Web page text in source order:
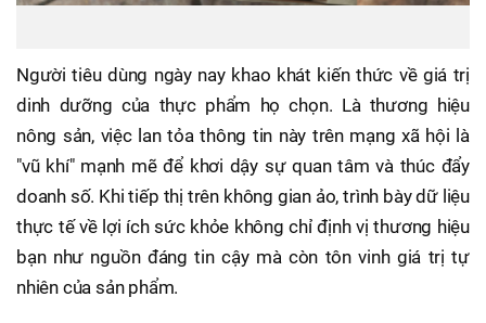
Người tiêu dùng ngày nay khao khát kiến thức về giá trị
dinh dưỡng của thực phẩm họ chọn. Là thương hiệu
nông sản, việc lan tỏa thông tin này trên mạng xã hội là
"vũ khí" mạnh mẽ để khơi dậy sự quan tâm và thúc đẩy
doanh số. Khi tiếp thị trên không gian ảo, trình bày dữ liệu
thực tế về lợi ích sức khỏe không chỉ định vị thương hiệu
bạn như nguồn đáng tin cậy mà còn tôn vinh giá trị tự
nhiên của sản phẩm.